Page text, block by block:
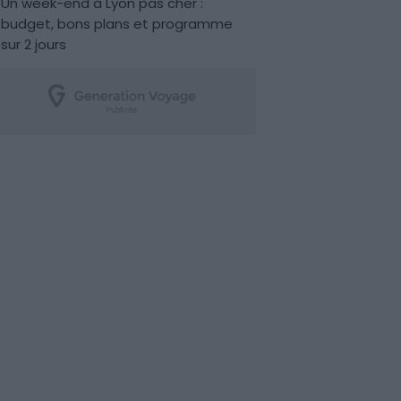
budget, bons plans et programme
sur 2 jours